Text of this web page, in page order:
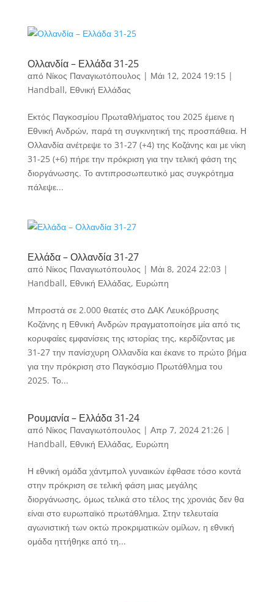
Ολλανδία – Ελλάδα 31-25
από Νίκος Παναγιωτόπουλος | Μάι 12, 2024 19:15|
Handball, Εθνική Ελλάδας
Εκτός Παγκοσμίου Πρωταθλήματος του 2025 έμεινε η
Εθνική Ανδρών, παρά τη συγκινητική της προσπάθεια. Η
Ολλανδία ανέτρεψε το 31-27 (+4) της Κοζάνης και με νίκη
31-25 (+6) πήρε την πρόκριση για την τελική φάση της
διοργάνωσης. Το αντιπροσωπευτικό μας συγκρότημα
πάλεψε...
Ελλάδα – Ολλανδία 31-27
από Νίκος Παναγιωτόπουλος | Μάι 8, 2024 22:03 |
Handball, Εθνική Ελλάδας, Ευρώπη
Μπροστά σε 2.000 θεατές στο ΔΑΚ Λευκόβρυσης
Κοζάνης η Εθνική Ανδρών πραγματοποίησε μία από τις
κορυφαίες εμφανίσεις της ιστορίας της, κερδίζοντας με
31-27 την πανίσχυρη Ολλανδία και έκανε το πρώτο βήμα
για την πρόκριση στο Παγκόσμιο Πρωτάθλημα του
2025. Το...
Ρουμανία – Ελλάδα 31-24
από Νίκος Παναγιωτόπουλος | Απρ 7, 2024 21:26|
Handball, Εθνική Ελλάδας, Ευρώπη
Η εθνική ομάδα χάντμπολ γυναικών έφθασε τόσο κοντά
στην πρόκριση σε τελική φάση μιας μεγάλης
διοργάνωσης, όμως τελικά στο τέλος της χρονιάς δεν θα
είναι στο ευρωπαϊκό πρωτάθλημα. Στην τελευταία
αγωνιστική των οκτώ προκριματικών ομίλων, η εθνική
ομάδα ηττήθηκε από τη...